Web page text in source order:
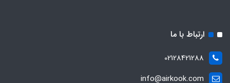
ارتباط با ما
02128421288
info@airkook.com